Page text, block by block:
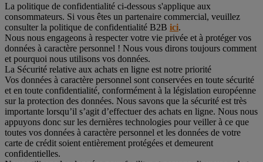
La politique de confidentialité ci-dessous s'applique aux
consommateurs. Si vous êtes un partenaire commercial, veuillez
consulter la politique de confidentialité B2B ici.
Nous nous engageons à respecter votre vie privée et à protéger vos
données à caractère personnel ! Nous vous dirons toujours comment
et pourquoi nous utilisons vos données.
La Sécurité relative aux achats en ligne est notre priorité
Vos données à caractère personnel sont conservées en toute sécurité
et en toute confidentialité, conformément à la législation européenne
sur la protection des données. Nous savons que la sécurité est très
importante lorsqu’il s’agit d’effectuer des achats en ligne. Nous nous
appuyons donc sur les dernières technologies pour veiller à ce que
toutes vos données à caractère personnel et les données de votre
carte de crédit soient entièrement protégées et demeurent
confidentielles.